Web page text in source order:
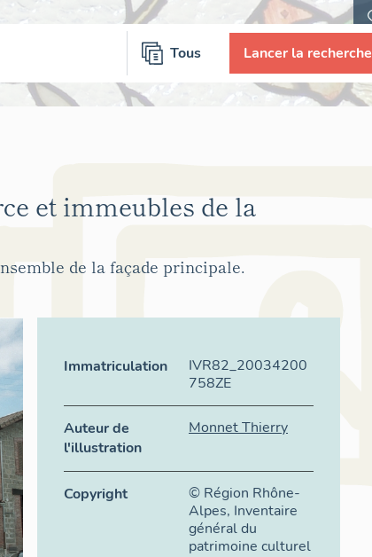
Tous Lancer la recherche
et immeubles de la
de la façade principale.
Immatriculation
IVR82_20034200
758ZE
Auteur de
l'illustration
Monnet Thierry
Copyright
© Région Rhône-
Alpes, Inventaire
général du
patrimoine culturel